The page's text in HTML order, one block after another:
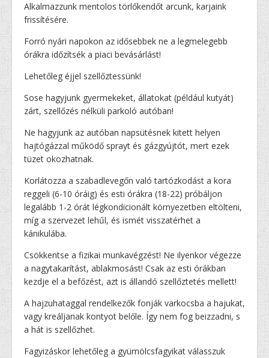
Alkalmazzunk mentolos törlőkendőt arcunk, karjaink
frissítésére.
Forró nyári napokon az idősebbek ne a legmelegebb
órákra időzítsék a piaci bevásárlást!
Lehetőleg éjjel szellőztessünk!
Sose hagyjunk gyermekeket, állatokat (például kutyát)
zárt, szellőzés nélküli parkoló autóban!
Ne hagyjunk az autóban napsütésnek kitett helyen
hajtógázzal működő sprayt és gázgyújtót, mert ezek
tüzet okozhatnak.
Korlátozza a szabadlevegőn való tartózkodást a kora
reggeli (6-10 óráig) és esti órákra (18-22) próbáljon
legalább 1-2 órát légkondicionált környezetben eltölteni,
míg a szervezet lehűl, és ismét visszatérhet a
kánikulába.
Csökkentse a fizikai munkavégzést! Ne ilyenkor végezze
a nagytakarítást, ablakmosást! Csak az esti órákban
kezdje el a befőzést, azt is állandó szellőztetés mellett!
A hajzuhataggal rendelkezők fonják varkocsba a hajukat,
vagy kreáljanak kontyot belőle. Így nem fog beizzadni, s
a hát is szellőzhet.
Fagyizáskor lehetőleg a gyümölcsfagyikat válasszuk